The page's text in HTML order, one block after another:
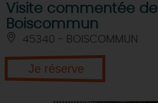
Visite commentée de
Boiscommun
45340 - BOISCOMMUN
Je réserve